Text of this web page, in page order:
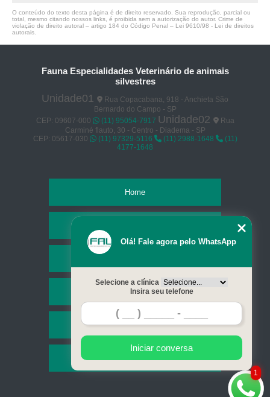
O conteúdo do texto desta página é de direito reservado. Sua reprodução, parcial ou
total, mesmo citando nossos links, é proibida sem a autorização do autor. Crime de
violação de direito autoral – artigo 184 do Código Penal – Lei 9610/98 - Lei de direitos
autorais
Fauna Especialidades Veterinário de animais
silvestres
Unidade01
Rua Copacabana, 918 - Anchieta São
Bernardo do Campo - SP
CEP: 09607-000
(11) 95054-7917 Unidade02
Rua
Carminé flauto, 30 - Centro - Diadema - SP
CEP: 05617-030
(11) 97329-5116 (11) 2988-1648
(11)
4177-1648
Home
Serviços
Contato
Mapa do site
1
Olá! Fale agora pelo WhatsApp
Selecione a clínica
Insira seu telefone
Iniciar conversa